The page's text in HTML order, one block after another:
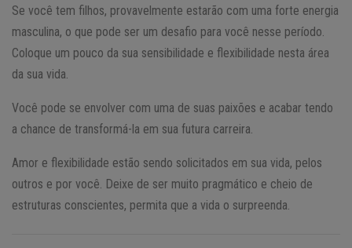
Se você tem filhos, provavelmente estarão com uma forte energia
masculina, o que pode ser um desafio para você nesse período.
Coloque um pouco da sua sensibilidade e flexibilidade nesta área
da sua vida.
Você pode se envolver com uma de suas paixões e acabar tendo
a chance de transformá-la em sua futura carreira.
Amor e flexibilidade estão sendo solicitados em sua vida, pelos
outros e por você. Deixe de ser muito pragmático e cheio de
estruturas conscientes, permita que a vida o surpreenda.